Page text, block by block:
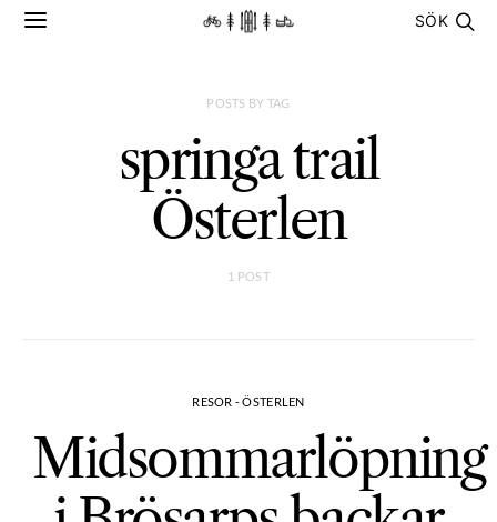
SÖK
POSTS BY TAG
springa trail
Österlen
1 POST
RESOR - ÖSTERLEN
Midsommarlöpning